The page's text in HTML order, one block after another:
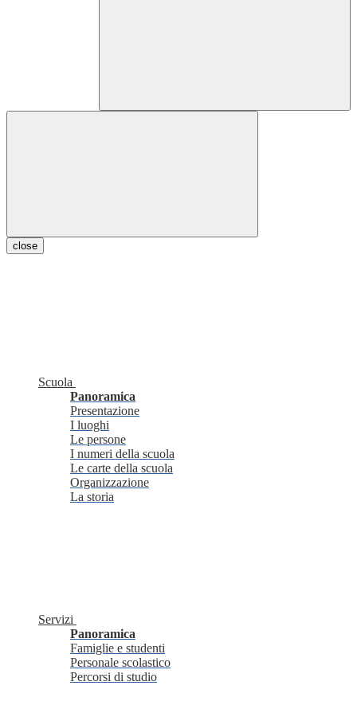
close
Scuola
Panoramica
Presentazione
I luoghi
Le persone
I numeri della scuola
Le carte della scuola
Organizzazione
La storia
Servizi
Panoramica
Famiglie e studenti
Personale scolastico
Percorsi di studio